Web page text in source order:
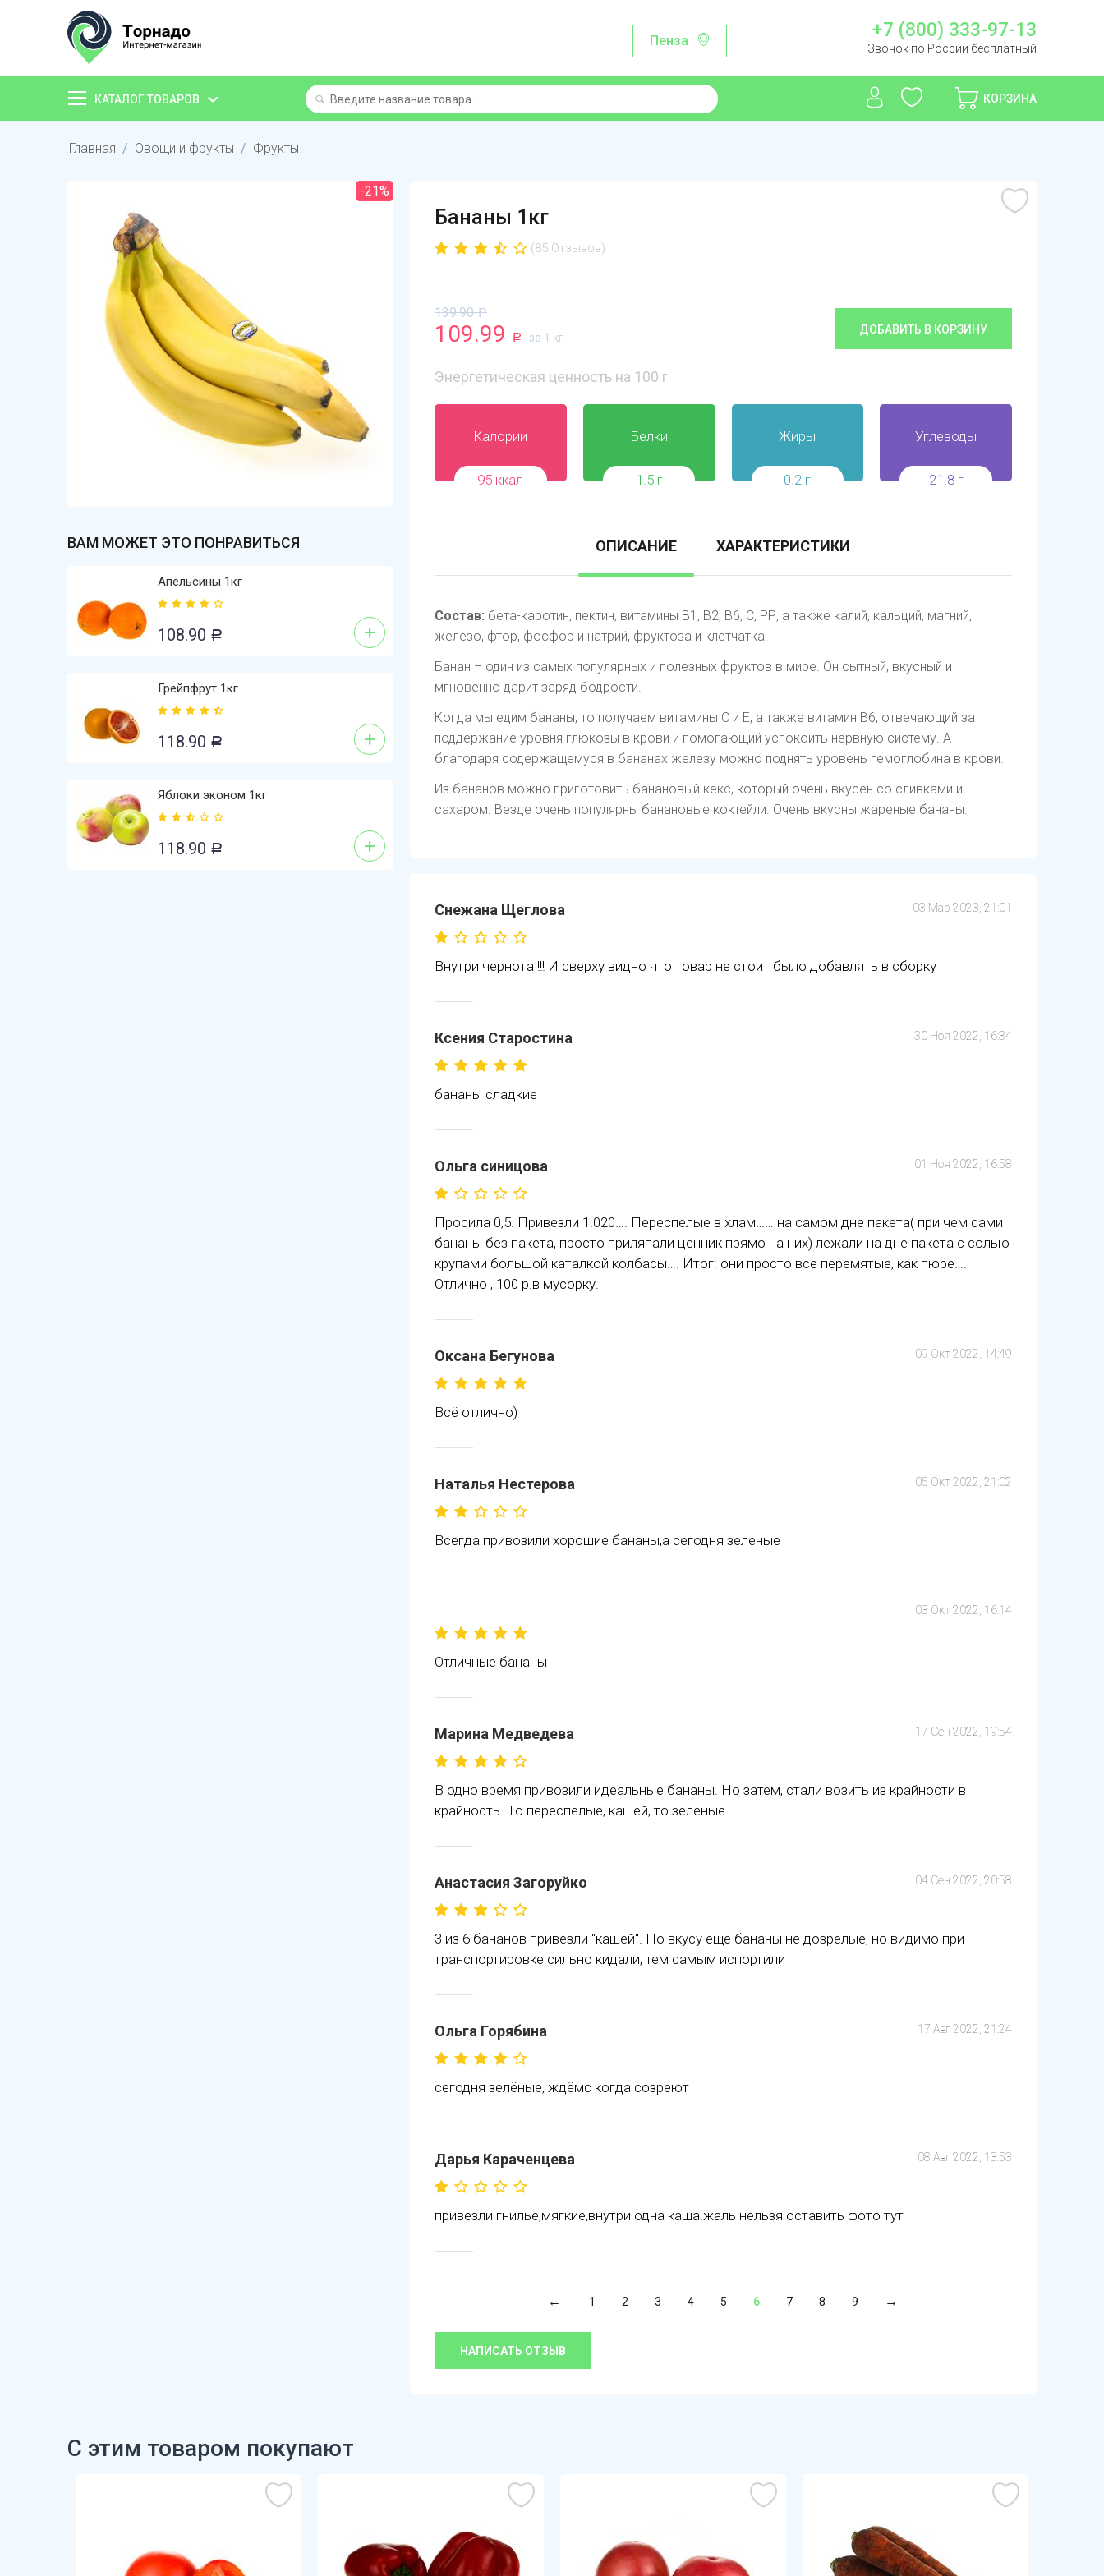
Пенза +7 (800) 333-97-13
Звонок по России бесплатный
КАТАЛОГ ТОВАРОВ КОРЗИНА
Главная / Овощи и фрукты / Фрукты
-21%
ВАМ МОЖЕТ ЭТО ПОНРАВИТЬСЯ
Апельсины 1кг
108.90 Р +
Грейпфрут 1кг
118.90 Р +
Яблоки эконом 1кг
118.90 Р +
Бананы 1кг
(85 Отзывов)
139.90 Р
109.99 Р за 1 кг
ДОБАВИТЬ В КОРЗИНУ
Энергетическая ценность на 100 г
Калории
95 ккал
Белки
1.5 г
Жиры
0.2 г
Углеводы
21.8 г
ОПИСАНИЕ ХАРАКТЕРИСТИКИ
Состав: бета-каротин, пектин, витамины В1, В2, В6, С, РР, а также калий, кальций, магний,
железо, фтор, фосфор и натрий, фруктоза и клетчатка.
Банан – один из самых популярных и полезных фруктов в мире. Он сытный, вкусный и
мгновенно дарит заряд бодрости.
Когда мы едим бананы, то получаем витамины C и E, а также витамин B6, отвечающий за
поддержание уровня глюкозы в крови и помогающий успокоить нервную систему. А
благодаря содержащемуся в бананах железу можно поднять уровень гемоглобина в крови.
Из бананов можно приготовить банановый кекс, который очень вкусен со сливками и
сахаром. Везде очень популярны банановые коктейли. Очень вкусны жареные бананы.
Снежана Щеглова 03 Мар 2023, 21:01
Внутри чернота !!! И сверху видно что товар не стоит было добавлять в сборку
Ксения Старостина 30 Ноя 2022, 16:34
бананы сладкие
Ольга синицова 01 Ноя 2022, 16:58
Просила 0,5. Привезли 1.020…. Переспелые в хлам…… на самом дне пакета( при чем сами
бананы без пакета, просто приляпали ценник прямо на них) лежали на дне пакета с солью
крупами большой каталкой колбасы…. Итог: они просто все перемятые, как пюре….
Отлично , 100 р.в мусорку.
Оксана Бегунова 09 Окт 2022, 14:49
Всё отлично)
Наталья Нестерова 05 Окт 2022, 21:02
Всегда привозили хорошие бананы,а сегодня зеленые
03 Окт 2022, 16:14
Отличные бананы
Марина Медведева 17 Сен 2022, 19:54
В одно время привозили идеальные бананы. Но затем, стали возить из крайности в
крайность. То переспелые, кашей, то зелёные.
Анастасия Загоруйко 04 Сен 2022, 20:58
3 из 6 бананов привезли "кашей". По вкусу еще бананы не дозрелые, но видимо при
транспортировке сильно кидали, тем самым испортили
Ольга Горябина 17 Авг 2022, 21:24
сегодня зелёные, ждёмс когда созреют
Дарья Караченцева 08 Авг 2022, 13:53
привезли гнилье,мягкие,внутри одна каша.жаль нельзя оставить фото тут
1 2 3 4 5 6 7 8 9
НАПИСАТЬ ОТЗЫВ
С этим товаром покупают